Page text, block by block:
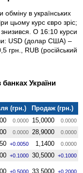
в українських
цьому курс євро зріс;
О 16:10 курси
USD (долар США) –
грн., RUB (російський
України
(грн.)
Продаж (грн.)
0.0000 15,0000 0.0000
0.0000 28,9000 0.0000
+0.0050 1,1400 0.0000
+0.1000 30,5000 +0.1000
+0.5000 33,5000 +0.2000